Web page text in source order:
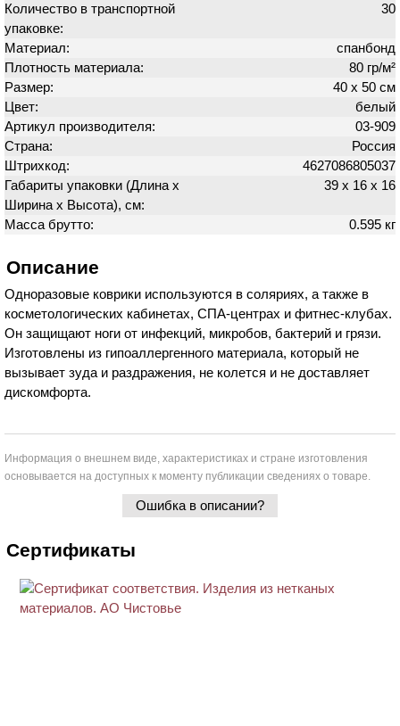
Количество в транспортной
упаковке:
30
Материал:
спанбонд
Плотность материала:
80 гр/м²
Размер:
40 х 50 см
Цвет:
белый
Артикул производителя:
03-909
Страна:
Россия
Штрихкод:
4627086805037
Габариты упаковки (Длина х
Ширина х Высота), см:
39 х 16 х 16
Масса брутто: 0.595 кг
Описание
Одноразовые коврики используются в соляриях, а также в
косметологических кабинетах, СПА-центрах и фитнес-клубах.
Он защищают ноги от инфекций, микробов, бактерий и грязи.
Изготовлены из гипоаллергенного материала, который не
вызывает зуда и раздражения, не колется и не доставляет
дискомфорта.
Информация о внешнем виде, характеристиках и стране изготовления
основывается на доступных к моменту публикации сведениях о товаре.
Ошибка в описании?
Сертификаты